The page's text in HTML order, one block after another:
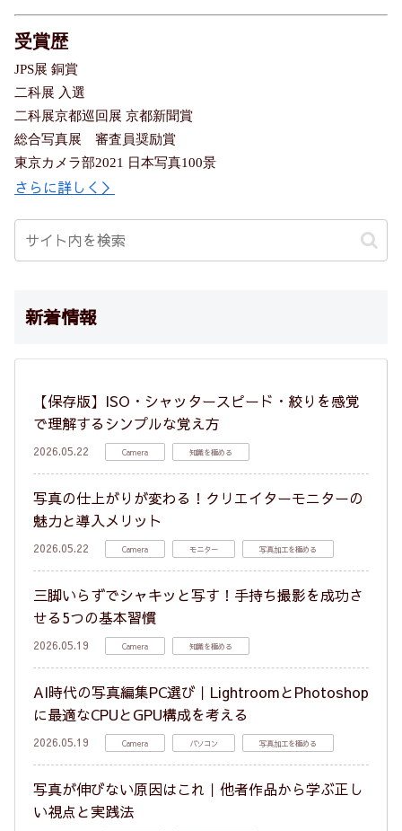
受賞歴
JPS展 銅賞
二科展 入選
二科展京都巡回展 京都新聞賞
総合写真展 審査員奨励賞
東京カメラ部2021 日本写真100景
さらに詳しく＞
新着情報
【保存版】ISO・シャッタースピード・絞りを感覚
で理解するシンプルな覚え方
2026.05.22 Camera 知識を極める
写真の仕上がりが変わる！クリエイターモニターの
魅力と導入メリット
2026.05.22 Camera モニター 写真加工を極める
三脚いらずでシャキッと写す！手持ち撮影を成功さ
せる5つの基本習慣
2026.05.19 Camera 知識を極める
AI時代の写真編集PC選び｜LightroomとPhotoshop
に最適なCPUとGPU構成を考える
2026.05.19 Camera パソコン 写真加工を極める
写真が伸びない原因はこれ｜他者作品から学ぶ正し
い視点と実践法